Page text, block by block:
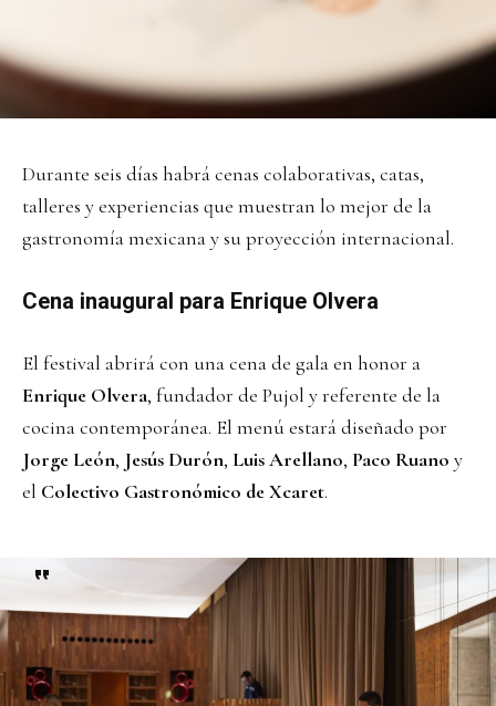
Durante seis días habrá cenas colaborativas, catas,
talleres y experiencias que muestran lo mejor de la
gastronomía mexicana y su proyección internacional.
Cena inaugural para Enrique Olvera
El festival abrirá con una cena de gala en honor a
Enrique Olvera, fundador de Pujol y referente de la
cocina contemporánea. El menú estará diseñado por
Jorge León, Jesús Durón, Luis Arellano, Paco Ruano y
el Colectivo Gastronómico de Xcaret.